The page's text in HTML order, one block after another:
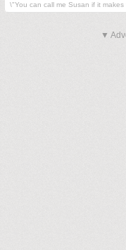
\"You can call me Susan if it
▼